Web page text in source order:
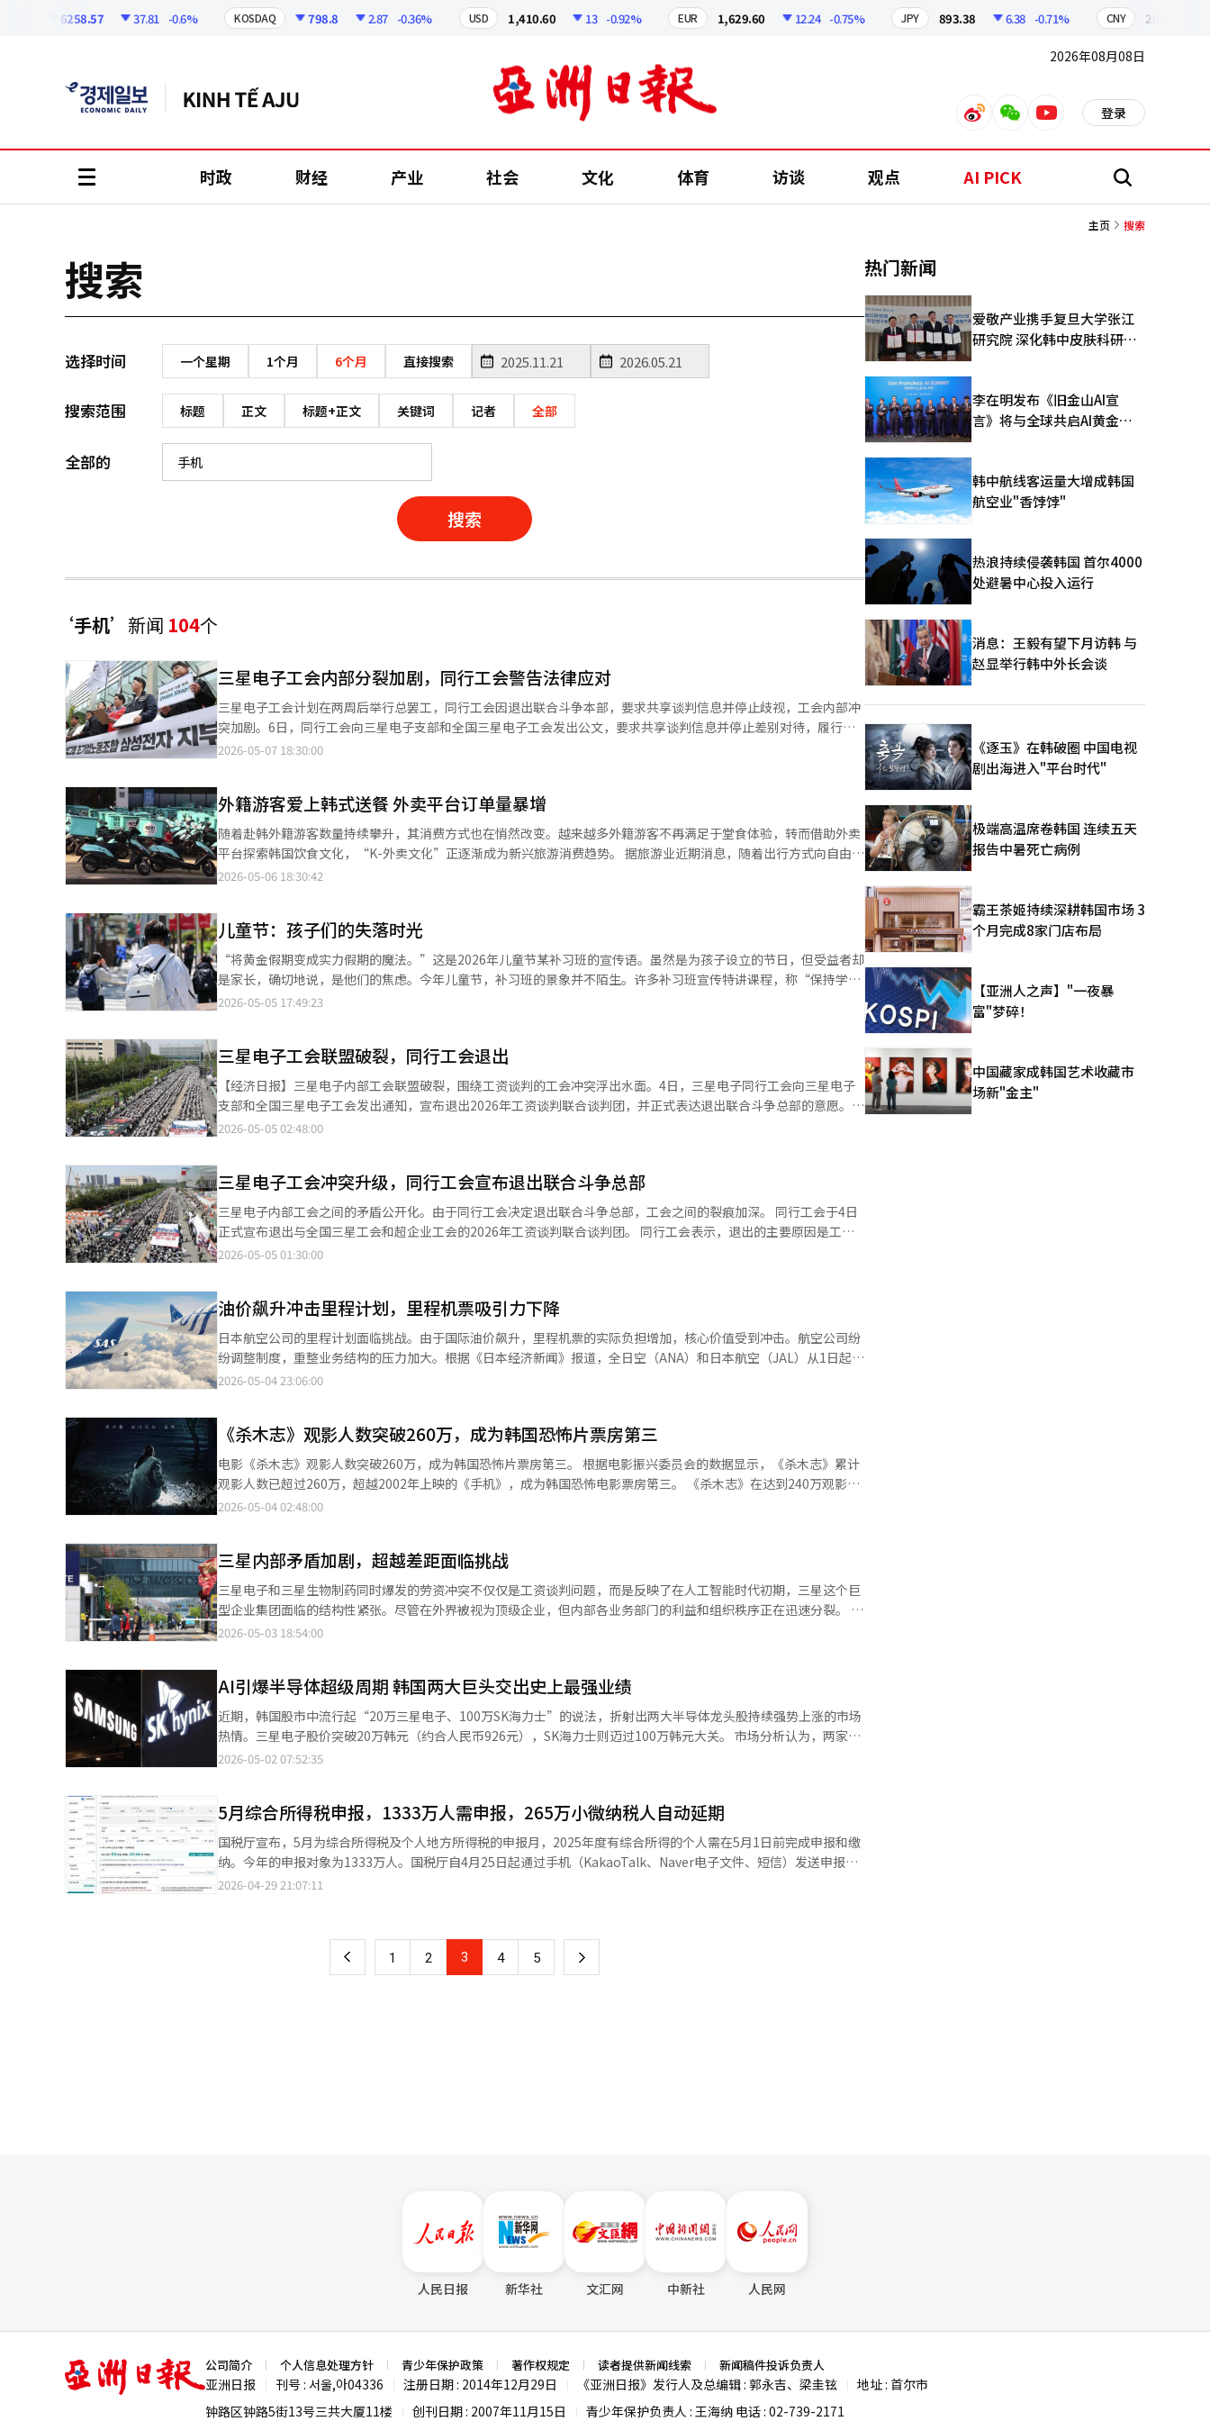
6258.57 37.81 -0.6% KOSDAQ 798.8 2.87 -0.36% USD 1,410.60 13 -0.92% EUR 1,629.60 12.24 -0.75% JPY 893.38 6.38 -0.71% CNY 209.17
2026年08月08日
weiboweixinyoutube 登录
时政 财经 产业 社会 文化 体育 访谈 观点 AI PICK 搜
主页 搜索
搜索
选择时间 一个星期 1个月 6个月 直接搜索
搜索范围 标题 正文 标题+正文 关键词 记者 全部
全部的
搜索
‘手机’ 新闻 104个
三星电子工会内部分裂加剧，同行工会警告法律应对
三星电子工会计划在两周后举行总罢工，同行工会因退出联合斗争本部，要求共享谈判信息并停止歧视，工会内部冲
突加剧。6日，同行工会向三星电子支部和全国三星电子工会发出公文，要求共享谈判信息并停止差别对待，履行公
平代表义务。同行工会强调，退出联合谈判不意味着免除法律责任，要求公开与公司谈判的进展、公司提案和工会修
将向劳动委员会申请整改，并采取民事和刑事措施。要求两工会在8日中午前正式回复。同行工会约有2300名会员，
其中70%来自负责家电、智能手机、电视等的设备体验（DX）部门。由于对半导体业务为中心的绩效奖金不满，DX
部门的独立声音正在扩大。超企业工会的会员人数曾超过7.6万人，但近期降至约7.3万人。DX部门员工成立新工会的
动向也在显现。同行工会政策企划局长白顺安表示，这不是为了制造工会冲突，而是为了反映相对被忽视的DX部门的
意见，并致力于改善共同福利。联合斗争本部计划从21日开始总罢工。工会间的冲突加剧，可能影响未来的谈判和罢
2026-05-07 18:30:00
外籍游客爱上韩式送餐 外卖平台订单量暴增
随着赴韩外籍游客数量持续攀升，其消费方式也在悄然改变。越来越多外籍游客不再满足于堂食体验，转而借助外卖
平台探索韩国饮食文化，“K-外卖文化”正逐渐成为新兴旅游消费趋势。 据旅游业近期消息，随着出行方式向自由
行、深度游转变，外籍游客通过外卖平台点餐的消费模式正迅速普及。韩国外卖平台“外卖的民族”数据显示，今年
已大幅降低。 为争取外籍用户，“外卖的民族”于去年9月率先接入微信支付、支付宝等跨境支付方式，并于今年2
月基于大语言模型推出生成式人工智能（AI）功能，上线英语、中文、日语等多语种服务。 与此同时，金融科技企业
Smart Data旗下公司面向外籍游客推出了非接触式配送服务“Order Place”；外国人预付卡“WOWPASS”的运营
商Orange Square也上线了“WOWPASS Concierge”服务，支持游客通过手机应用直接订餐。 业内人士表示，随着
使用门槛持续降低，外卖服务有望成为吸引外籍游客的全新消费场景，也将为平台商户带来更多客源和营收增长空
场景，“像剧中人物一样生活”的体验式消费需求持续升温。 业内人士表示，随着多语种服务日趋完善、外卖品类不
断丰富，“K-外卖文化”有望从短期现象演变为长期趋势，并成为韩国旅游消费版图中不可忽视的重要组成部分。
2026-05-06 18:30:42
儿童节：孩子们的失落时光
“将黄金假期变成实力假期的魔法。”这是2026年儿童节某补习班的宣传语。虽然是为孩子设立的节日，但受益者却
是家长，确切地说，是他们的焦虑。今年儿童节，补习班的景象并不陌生。许多补习班宣传特讲课程，称“保持学习
连续性，并为家长提供休息时间”。然而，孩子在这些宣传中并不是主角。根据儿童权利保障机构的调查，10个孩子
年级在放学后平均每天还要多学习2小时47分钟，中学生为3小时12分钟，高中生为3小时33分钟。加上校外学习时
间，总学习量远超OECD平均水平。然而，学习时间更长并不意味着成绩更好。2022年PISA评估中，韩国学生尽管学
习时间远超日本，但在阅读、数学和科学方面得分较低。联合国儿童基金会的调查显示，韩国儿童的心理健康在
OECD和EU的36个国家中排名第34位，身体健康在40个国家中排名第28位，而学业能力排名第4位。这种差距反映了
韩国孩子的现状：世界上最努力学习，却最疲惫的孩子。儿童幸福指数仅为100分中的45.3分，未达到一半。失去游
以自控。独处的孩子使用时间更长。这不是意志力的问题，而是因为没有了可以玩耍的街道和照顾，算法填补了空
白。过去的街道上有无目的的时间，孩子们可以无缘无故地奔跑、摔倒再爬起、无忧无虑地笑。这些看似无用的时间
实际上是孩子情感、想象力和恢复力成长的土壤。孩子不是在满满的日程中成长，而是在发呆望天的时间中成长。游
戏不是奢侈，而是成长的本质。很难责怪父母。即使在儿童节，一位母亲也让孩子去补习班，她说：“与其以后补
课，不如现在去补习班。”这句话中没有贪婪，而是结构性的恐惧：担心独自休息会落后，别人都去了，自己不能落
变成了无人休息的日子。1923年，方定焕在儿童节宣言中写道：“让孩子们有足够的睡眠和运动。不要俯视孩子，而
是仰视他们。”103年后的今天，这些话听起来不像是请求，而更像是控诉。韩国社会长期以来首先教会孩子们“如
何忍耐”。更快、更高效、更早。然而，仰视意味着不把孩子视为竞争的单位，而是作为此刻完整存在的人。创造儿
童节的国家，却无法真正将儿童节还给孩子。我们从孩子那里夺走的，不仅仅是一天的假期，而是整个童年。※ 本报
道经人工智能（AI）系统翻译与编辑。
2026-05-05 17:49:23
三星电子工会联盟破裂，同行工会退出
【经济日报】三星电子内部工会联盟破裂，围绕工资谈判的工会冲突浮出水面。4日，三星电子同行工会向三星电子
支部和全国三星电子工会发出通知，宣布退出2026年工资谈判联合谈判团，并正式表达退出联合斗争总部的意愿。去
年11月，三星电子支部、全国三星电子工会和同行工会组成了联合谈判团，但谈判破裂后转为联合斗争总部。此次退
贬低性词汇，显示出冲突加剧。同行工会拥有约2300名会员，其中70%来自家电、智能手机、电视等设备体验
（DX）部门。由于公司内非半导体业务员工为主，对半导体业务绩效奖金的要求不满逐渐积累。同行工会计划于6日
通知公司退出联合斗争总部，并请求单独谈判。同时，将向管理层发送公文并进行单人示威。此次退出预计将加剧三
星电子工会间的冲突。此前，过半数工会的三星电子支部因专注于半导体业务的绩效奖金要求而受到批评，DX部门员
工中出现了退出的趋势。实际上，三星电子支部的会员人数已从7.6万减少到7.4万。DX部门为中心的新工会成立动向
会员预计将根据个人判断参与罢工。※ 本报道经人工智能（AI）系统翻译与编辑。
2026-05-05 02:48:00
三星电子工会冲突升级，同行工会宣布退出联合斗争总部
三星电子内部工会之间的矛盾公开化。由于同行工会决定退出联合斗争总部，工会之间的裂痕加深。 同行工会于4日
正式宣布退出与全国三星工会和超企业工会的2026年工资谈判联合谈判团。 同行工会表示，退出的主要原因是工会
之间的严重冲突和信任破裂。同行工会指出，尽管他们为全体成员的权益提出了议案和请求，但对方工会（超企业工
谈判团于3月转为联合斗争总部，计划于21日进行总罢工以推动绩效奖金改善方案。 同行工会是第三大工会，拥有约
2300名成员，主要来自家电、智能手机和电视等DX部门。 同行工会在声明中表示，他们一直遭受攻击和贬低，甚至
被称为“御用工会”，严重损害了相互尊重和信任。 由于联合斗争总部内的贬低言论和单方面决策结构未得到改善，
同行工会最终决定退出。 同行工会的退出可能会使三星电子的劳资关系进入新阶段。原计划通过联合斗争总部统一各
工会的声音以施压公司，但在总罢工前，谈判团的凝聚力已不可避免地减弱。 联合斗争总部对同行工会的退出没有发
※ 本报道经人工智能（AI）系统翻译与编辑。
2026-05-05 01:30:00
油价飙升冲击里程计划，里程机票吸引力下降
日本航空公司的里程计划面临挑战。由于国际油价飙升，里程机票的实际负担增加，核心价值受到冲击。航空公司纷
纷调整制度，重整业务结构的压力加大。根据《日本经济新闻》报道，全日空（ANA）和日本航空（JAL）从1日起大
幅提高国际航线的燃油附加费。受霍尔木兹海峡实际封锁影响，航空燃油价格飙升。日本至欧洲航线（单程）的附加
使用里程，现金支出也大幅增加，里程机票的吸引力明显下降。里程计划原本是航空公司吸引忠实客户的关键手段。
自1990年代引入以来，通过根据飞行距离积累积分并兑换机票，迅速增加了会员数量。ANA在引入7年后会员数突破
1000万。此后，里程计划扩展到金融、零售等多个行业，成为一种盈利结构。信用卡公司和保险公司购买里程作为客
户福利，消费者无需乘坐航班即可积累里程用于旅行。对航空公司而言，里程计划是高收益的隐藏现金牛。里程在外
部销售时价格高于通用积分，而使用集中在自家机票上，盈利性高。实际上，JAL的里程、信用卡等金融和电子商务
而，如果只增加“积累”而“使用”受阻，这一结构难以维持。最近，商务舱和头等舱的里程机票座位供应减
少，“有里程却难以预订”的不满增加。加上燃油附加费负担，《日本经济新闻》分析称里程的感知价值迅速下降。
航空公司也在采取应对措施。ANA计划从2028年起加强高级会员卡的福利条件，若前一年ANA卡和手机支付金额不足
300万日元，将限制休息室使用等特权。此前只需一次资格获取并支付年费即可维持福利，未来则需达到一定消费水
平。这将对日本所谓的“里程修行”文化产生不小影响。里程计划的扩展策略仍在继续。JAL最近为增加里程积累渠
即使增加积累机会，客户吸引效果也有限”。最终关键在于恢复里程的“使用价值”。航空公司正在考虑通过低成本
航空公司（LCC）或非航空服务等扩大使用范围，但若不恢复里程机票的吸引力，难以从根本上解决问题。随着油价
飙升这一外部因素的加入，日本航空公司历经30余年构建的里程计划正处于结构性转折点。※ 本报道经人工智能
（AI）系统翻译与编辑。
2026-05-04 23:06:00
《杀木志》观影人数突破260万，成为韩国恐怖片票房第三
电影《杀木志》观影人数突破260万，成为韩国恐怖片票房第三。 根据电影振兴委员会的数据显示，《杀木志》累计
观影人数已超过260万，超越2002年上映的《手机》，成为韩国恐怖电影票房第三。 《杀木志》在达到240万观影人
数的盈亏平衡点后，仅用一天便突破260万，打破了恐怖片通常在夏季上映的惯例，凭借“体验型恐怖”获得了观众
众的持续热情。 《杀木志》自上映以来连续21天保持票房第一，成为2026年上映影片中保持第一时间最长的电影。
虽然曾短暂降至第三，但在4月30日以10万2166名观众重新夺回第一。 尽管屏幕和座位数量有限，《杀木志》仍吸
引了大量观众。5月1日座位占比仅12%，但销售率高达37%。主要观众为10至20岁年轻人，推动了长期票房。 影片
讲述了一支拍摄团队在重拍过程中，遇到神秘现象的恐怖故事。由新锐导演李尚敏执导，演员包括金惠允、李钟元、
金俊翰等。※ 本报道经人工智能（AI）系统翻译与编辑。
2026-05-04 02:48:00
三星内部矛盾加剧，超越差距面临挑战
三星电子和三星生物制药同时爆发的劳资冲突不仅仅是工资谈判问题，而是反映了在人工智能时代初期，三星这个巨
型企业集团面临的结构性紧张。尽管在外界被视为顶级企业，但内部各业务部门的利益和组织秩序正在迅速分裂。 三
星电子在今年第一季度创下了57万亿韩元的历史最高销售额，但利润主要集中在半导体业务。设备解决方案(DS)部门
冲突。半导体工会要求取消绩效奖金上限并与营业利润挂钩的奖励，威胁进行总罢工。非半导体部门员工之间的相对
剥夺感也在增加。 三星生物制药的情况也不容小觑。拥有全球最大生产能力的公司自成立以来首次进入总罢工。生物
制药生产因其连续工艺特性，生产中断可能导致巨大损失。 当然，合理的奖励要求是无可厚非的。AI半导体的繁荣离
不开现场技术人员和生产人员的贡献，生物生产现场的熟练劳动也是核心竞争力。 然而，三星目前面临的核心问题更
接近于“如何维持三星这个共同体”。三星电子在半导体、智能手机、家电和零部件的有机整合模式上成长。 现在，
代制造企业共同面临的挑战。 实际上，全球信息技术企业在AI转型过程中正在重新组织。微软将云和AI组织紧密结
合，英伟达则转型为AI生态系统企业。 需要的不仅仅是扩大投资或技术超越的口号，而是适应AI时代的管理结构和组
织哲学。 三星正处于十字路口。即使拥有世界顶级制造能力，如果无法整合内部裂痕，当前的繁荣可能成为未来危机
的种子。新时代需要新组织。 危机并不总是来自外部。三星的真正考验正在内部开始。
2026-05-03 18:54:00
AI引爆半导体超级周期 韩国两大巨头交出史上最强业绩
近期，韩国股市中流行起“20万三星电子、100万SK海力士”的说法，折射出两大半导体龙头股持续强势上涨的市场
热情。三星电子股价突破20万韩元（约合人民币926元），SK海力士则迈过100万韩元大关。 市场分析认为，两家公
司股价强势攀升，主要得益于半导体行业进入新一轮“超级周期”。在人工智能（AI）需求爆发式增长的带动下，存
涨；随后企业集中扩产，导致供给过剩，价格再度回落，如此循环往复。业内普遍认为，这一轮动周期约为4年。 从
2010年后的市场表现来看，半导体相关股价通常经历约1年9个月至2年的上行期后，进入1至2年的调整阶段，呈现出
较为规律的周期节奏。本轮周期低点被认为出现在去年11月，此后在高带宽存储（HBM）需求的强劲带动下，半导
体产品价格逐步企稳回升。 所谓“超级周期”，是指远超一般周期波动的超大规模景气行情。上一轮典型的半导体超
级周期出现在2017年至2018年间。彼时，智能手机、笔记本电脑和平板电脑需求集中爆发，叠加云计算快速崛起带
不同，此次景气上行更具结构性与持续性。 其一，AI模型训练对算力的需求呈指数级增长。无论是ChatGPT、
Gemini还是Claude，训练过程均需数万块芯片协同运算。随着模型规模持续扩大，对GPU、HBM等高端半导体的需
405%，较去年四季度创下的历史最高营业利润（19.1696万亿韩元）几近翻番。同期销售额为52.5763万亿韩元，同
比增长198.1%，营业利润率高达72%，超越去年四季度58%的纪录水平。净利润为40.3459万亿韩元，净利润率达
77%。营业利润与销售额双双刷新单季度历史纪录。SK海力士方面表示，一季度通常为行业淡季，但在AI基础设施投
资扩张的强力支撑下，需求持续旺盛，HBM、高容量服务器DRAM模组、企业级固态硬盘（eSSD）等高附加值产品
价一度升至23万韩元，刷新52周新高；SK海力士股价则于上月27日攀升至130万韩元，创下历史最高水平。 受此带
美股科技巨头强劲业绩的提振。Alphabet一季度销售额同比增长22%，达1099亿美元；Meta、亚马逊、微软当季销
售额分别同比增长33%、16.6%和18%，均超出华尔街预期。上述巨头纷纷上调全年资本支出（CAPEX）预期，进
一步强化了市场对AI投资周期持续深化的信心。 证券业普遍预期半导体板块将持续主导韩国股市走势。新韩投资证券
2026-05-02 07:52:35
5月综合所得税申报，1333万人需申报，265万小微纳税人自动延期
国税厅宣布，5月为综合所得税及个人地方所得税的申报月，2025年度有综合所得的个人需在5月1日前完成申报和缴
纳。今年的申报对象为1333万人。国税厅自4月25日起通过手机（KakaoTalk、Naver电子文件、短信）发送申报通
知。申报期为5月1日至6月1日，诚实申报确认对象可延至6月30日。收到手机通知的纳税人可通过手机或ARS立即申
务对象扩大至717万人，其中460万退款对象若不修改通知即可提前25天从6月5日起收到退款。国税厅计划首次提供
个性化节税优惠和税务调查相关参考资料，以提高申报准确性。此外，受内需疲软、高油价和高利率影响的小微纳税
人265万人无需申请，缴纳期限自动延至8月31日，但申报仍需在6月1日前完成。同时，综合所得税申报时，个人地
2026-04-29 21:07:11
上 1 2 3 4 5 下
热门新闻
爱敬产业携手复旦大学张江
研究院 深化韩中皮肤科研合
李在明发布《旧金山AI宣
言》将与全球共启AI黄金时
韩中航线客运量大增成韩国
航空业"香饽饽"
热浪持续侵袭韩国 首尔4000
处避暑中心投入运行
消息：王毅有望下月访韩 与
赵显举行韩中外长会谈
《逐玉》在韩破圈 中国电视
剧出海进入"平台时代"
极端高温席卷韩国 连续五天
报告中暑死亡病例
霸王茶姬持续深耕韩国市场 3
个月完成8家门店布局
【亚洲人之声】"一夜暴
富"梦碎！
中国藏家成韩国艺术收藏市
场新"金主"
人民日报 新华社 文汇网 中新社 人民网
亚
洲
日
公司简介 个人信息处理方针 青少年保护政策 著作权规定 读者提供新闻线索 新闻稿件投诉负责人
亚洲日报 刊号 : 서울,아04336 注册日期 : 2014年12月29日 《亚洲日报》发行人及总编辑 : 郭永吉、梁圭铉
地址 : 首尔市
钟路区钟路5街13号三共大厦11楼
创刊日期 : 2007年11月15日 青少年保护负责人 : 王海纳 电话 : 02-739-2171